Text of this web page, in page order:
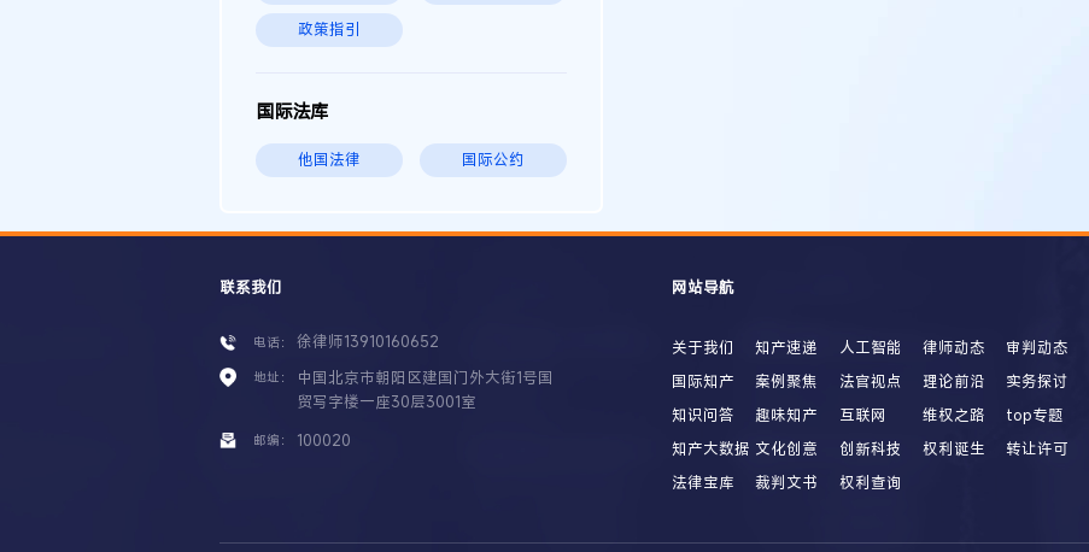
政策指引
国际法库
他国法律 国际公约
联系我们
电话： 徐律师13910160652
地址：
中国北京市朝阳区建国门外大街1号国
贸写字楼一座30层3001室
邮编： 100020
网站导航
关于我们 知产速递 人工智能 律师动态 审判动态
国际知产
案例聚焦 法官视点 理论前沿 实务探讨
知识问答
趣味知产 互联网 维权之路 top专题
知产大数据 文化创意 创新科技 权利诞生 转让许可
法律宝库
裁判文书 权利查询